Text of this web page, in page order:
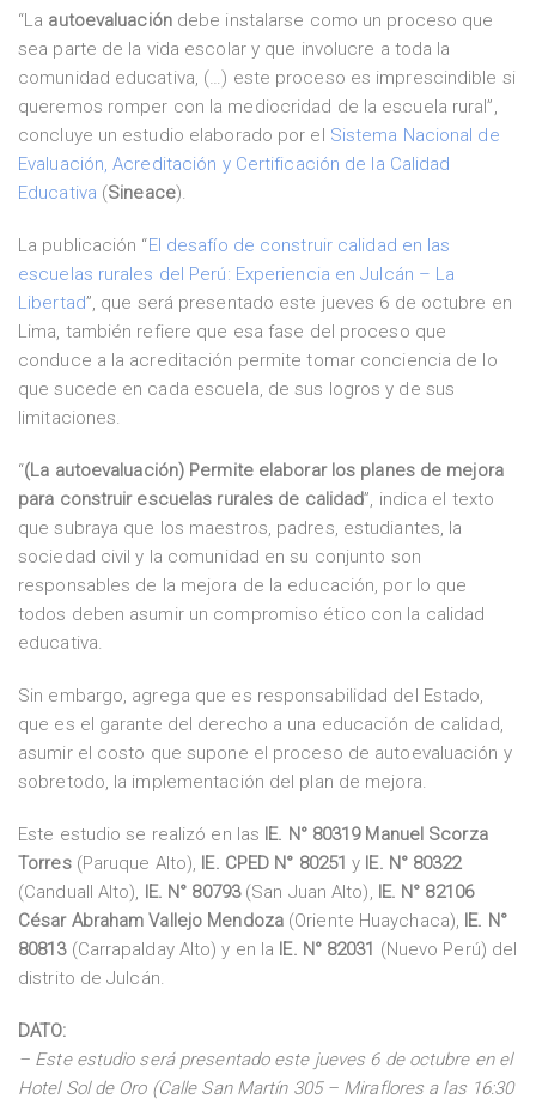
“La autoevaluacióndebe instalarse como un proceso que
sea parte de la vida escolar y que involucre a toda la
comunidad educativa, (…) este proceso es imprescindible si
queremos romper con la mediocridad de la escuela rural”,
concluye un estudio elaborado por el Sistema Nacional de
Evaluación, Acreditación y Certificación de la Calidad
Educativa (Sineace).
La publicación “El desafío de construir calidad en las
escuelas rurales del Perú: Experiencia en Julcán – La
Libertad”, que será presentado este jueves 6 de octubre en
Lima, también refiere que esa fase del proceso que
conduce a la acreditación permite tomar conciencia de lo
que sucede en cada escuela, de sus logros y de sus
limitaciones.
“(La autoevaluación) Permite elaborar los planes de mejora
para construir escuelas rurales de calidad”, indica el texto
que subraya que los maestros, padres, estudiantes, la
sociedad civil y la comunidad en su conjunto son
responsables de la mejora de la educación, por lo que
todos deben asumir un compromiso ético con la calidad
educativa.
Sin embargo, agrega que es responsabilidad del Estado,
que es el garante del derecho a una educación de calidad,
asumir el costo que supone el proceso de autoevaluación y
sobretodo, la implementación del plan de mejora.
Este estudio se realizó en las IE. N° 80319 Manuel Scorza
Torres(Paruque Alto), IE. CPED N° 80251 y IE. N° 80322
(Canduall Alto), IE. N° 80793(San Juan Alto), IE. N° 82106
César Abraham Vallejo Mendoza(Oriente Huaychaca), IE. N°
80813(Carrapalday Alto) y en la IE. N° 82031 (Nuevo Perú) del
distrito de Julcán.
DATO:
– Este estudio será presentado este jueves 6 de octubre en el
Hotel Sol de Oro (Calle San Martín 305 – Miraflores a las 16:30